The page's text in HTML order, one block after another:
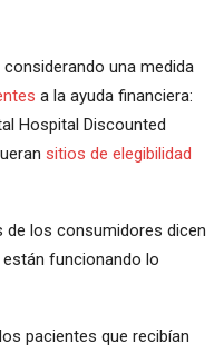
una medida
a la ayuda financiera:
Hospital Discounted
sitios de elegibilidad
los consumidores dicen
funcionando lo
pacientes que recibían